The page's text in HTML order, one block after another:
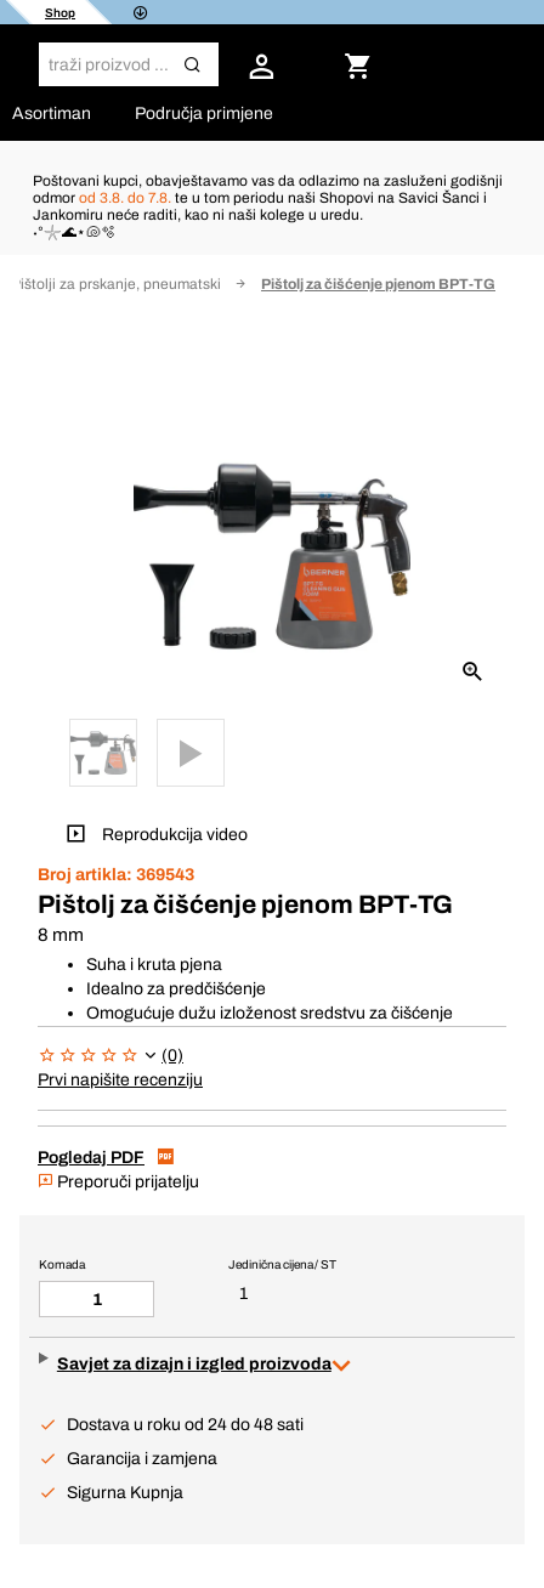
Shop
Asortiman Područja primjene
Poštovani kupci, obavještavamo vas da odlazimo na zasluženi godišnji
odmor od 3.8. do 7.8. te u tom periodu naši Shopovi na Savici Šanci i
Jankomiru neće raditi, kao ni naši kolege u uredu.
˖°𓇼🌊⋆🐚🫧
Pištolji za prskanje, pneumatski Pištolj za čišćenje pjenom BPT-TG
Reprodukcija video
Broj artikla: 369543
Pištolj za čišćenje pjenom BPT-TG
8 mm
Suha i kruta pjena
Idealno za predčišćenje
Omogućuje dužu izloženost sredstvu za čišćenje
(0)
Prvi napišite recenziju
Pogledaj PDF
Preporuči prijatelju
Jedinična cijena / ST
1
Komada
Savjet za dizajn i izgled proizvoda
Dostava u roku od 24 do 48 sati
Garancija i zamjena
Sigurna Kupnja